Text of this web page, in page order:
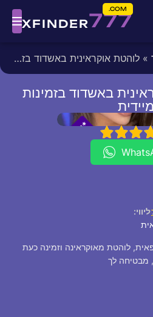
777
XFINDER
COM.
» לוהטת אוקראינית באשדוד בזמינות מיידית
באשדוד בזמינות
מיידית
*
P
*
לוהטת מאוקראינה וזמינה כעת
מבטיחה לך